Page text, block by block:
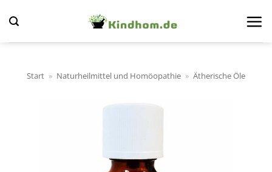
Inhalt
springen
Start » Naturheilmittel und Homöopathie » Ätherische Öle